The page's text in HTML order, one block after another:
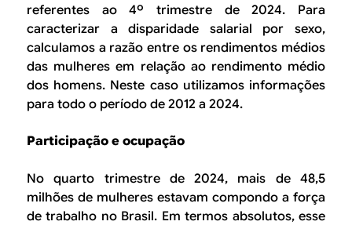
referentes ao 4º trimestre de 2024. Para
caracterizar a disparidade salarial por sexo,
calculamos a razão entre os rendimentos médios
das mulheres em relação ao rendimento médio
dos homens. Neste caso utilizamos informações
para todo o período de 2012 a 2024.
Participação e ocupação
No quarto trimestre de 2024, mais de 48,5
milhões de mulheres estavam compondo a força
de trabalho no Brasil. Emtermos absolutos, esse